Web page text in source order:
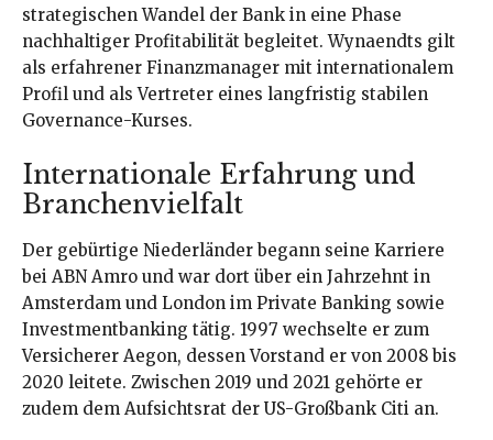
strategischen Wandel der Bank in eine Phase
nachhaltiger Profitabilität begleitet. Wynaendts gilt
als erfahrener Finanzmanager mit internationalem
Profil und als Vertreter eines langfristig stabilen
Governance-Kurses.
Internationale Erfahrung und
Branchenvielfalt
Der gebürtige Niederländer begann seine Karriere
bei ABN Amro und war dort über ein Jahrzehnt in
Amsterdam und London im Private Banking sowie
Investmentbanking tätig. 1997 wechselte er zum
Versicherer Aegon, dessen Vorstand er von 2008 bis
2020 leitete. Zwischen 2019 und 2021 gehörte er
zudem dem Aufsichtsrat der US-Großbank Citi an.